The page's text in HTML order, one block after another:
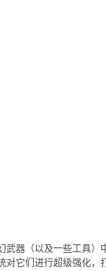
武器（以及一些工具）
对它们进行超级强化，